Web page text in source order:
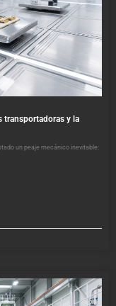
transportadoras y la
un peaje mecánico inevitable: